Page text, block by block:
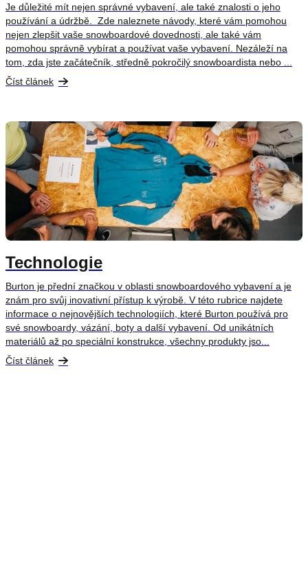
OUTLET
Měna
(CZK)
Přihlášení
Nevíte
si
rady?
Poradíme
s
výběrem.
+420739230026
info@store13.cz
ů
Je důležité mít nejen správné vybavení, ale také znalosti o jeho
používání a údržbě. Zde naleznete návody, které vám pomohou
nejen zlepšit vaše snowboardové dovednosti, ale také vám
pomohou správně vybírat a používat vaše vybavení. Nezáleží na
tom, zda jste začátečník, středně pokročilý snowboardista nebo ...
Číst článek
Technologie
Burton je přední značkou v oblasti snowboardového vybavení a je
znám pro svůj inovativní přístup k výrobě. V této rubrice najdete
informace o nejnovějších technologiích, které Burton používá pro
své snowboardy, vázání, boty a další vybavení. Od unikátních
materiálů až po speciální konstrukce, všechny produkty jso...
Číst článek